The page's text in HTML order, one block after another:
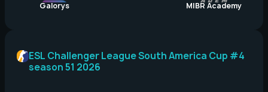
Galorys MIBR Academy
ESL Challenger League South America Cup #4
season 51 2026